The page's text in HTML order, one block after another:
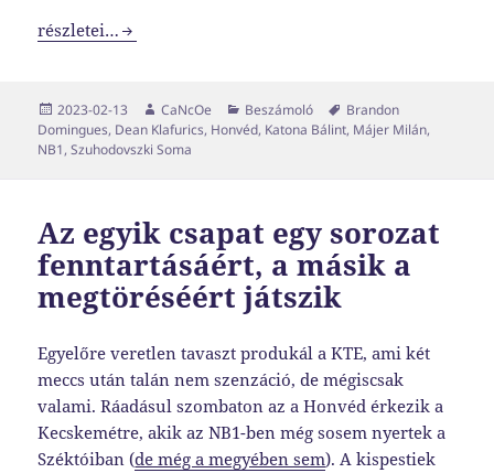
Egy aktív és egy passzív félidő után újabb pont a zsákban
részletei…
Közzétéve
2023-02-13 Szerző
CaNcOe Kategória
Beszámoló Címke
Brandon
Domingues, Dean Klafurics, Honvéd, Katona Bálint, Májer Milán,
NB1,Szuhodovszki Soma
Az egyik csapat egy sorozat
fenntartásáért, a másik a
megtöréséért játszik
Egyelőre veretlen tavaszt produkál a KTE, ami két
meccs után talán nem szenzáció, de mégiscsak
valami. Ráadásul szombaton az a Honvéd érkezik a
Kecskemétre, akik az NB1-ben még sosem nyertek a
Széktóiban (de még a megyében sem). A kispestiek